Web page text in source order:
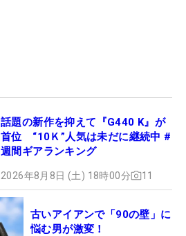
話題の新作を抑えて『G440 K』が
首位 “10Ｋ”人気は未だに継続中 #
週間ギアランキング
2026年8月8日 (土) 18時00分 11
古いアイアンで「90の壁」に
悩む男が激変！